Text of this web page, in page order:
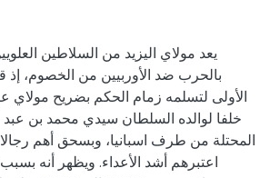
يعد مولاي اليزيد من السلاطين
بالحرب ضد الأوربيين من الخصوم، إذ
الأولى لتسلمه زمام الحكم بضريح
خلفا لوالده السلطان سيدي محمد بن عبد
المحتلة من طرف اسبانيا، وبسحق أهم
اعتبرهم أشد الأعداء. ويظهر أنه